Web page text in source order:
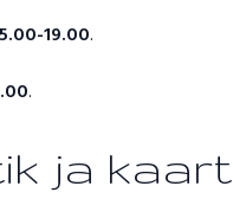
19.00.
.
ja kaart